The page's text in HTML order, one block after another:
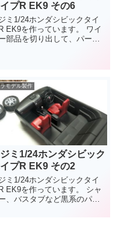
プR EK9 その6
ミ1/24ホンダシビックタイ
EK9を作っています。 ワイ
部品を切り出して、パーテ
モデル製作
ミ1/24ホンダシビック
プR EK9 その2
ミ1/24ホンダシビックタイ
EK9を作っています。 シャ
、バスタブなど黒系のパー